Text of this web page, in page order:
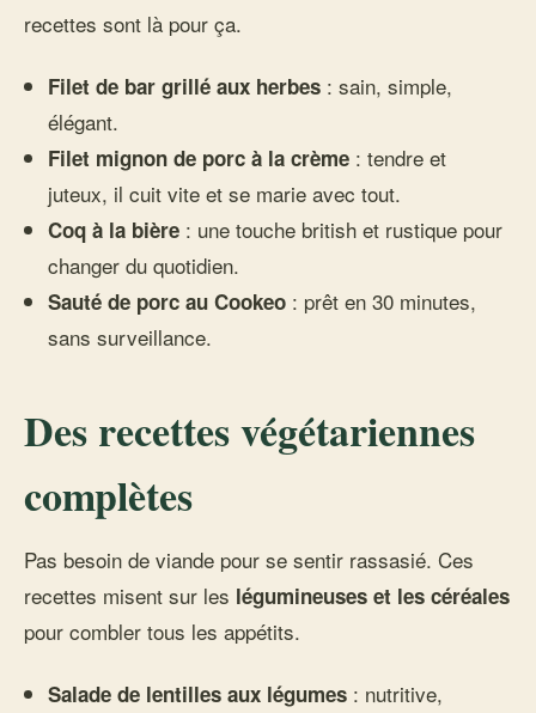
recettes sont là pour ça.
Filet de bar grillé aux herbes : sain, simple,
élégant.
Filet mignon de porc à la crème : tendre et
juteux, il cuit vite et se marie avec tout.
Coq à la bière : une touche british et rustique pour
changer du quotidien.
Sauté de porc au Cookeo : prêt en 30 minutes,
sans surveillance.
Des recettes végétariennes
complètes
Pas besoin de viande pour se sentir rassasié. Ces
recettes misent sur les légumineuses et les céréales
pour combler tous les appétits.
Salade de lentilles aux légumes : nutritive,